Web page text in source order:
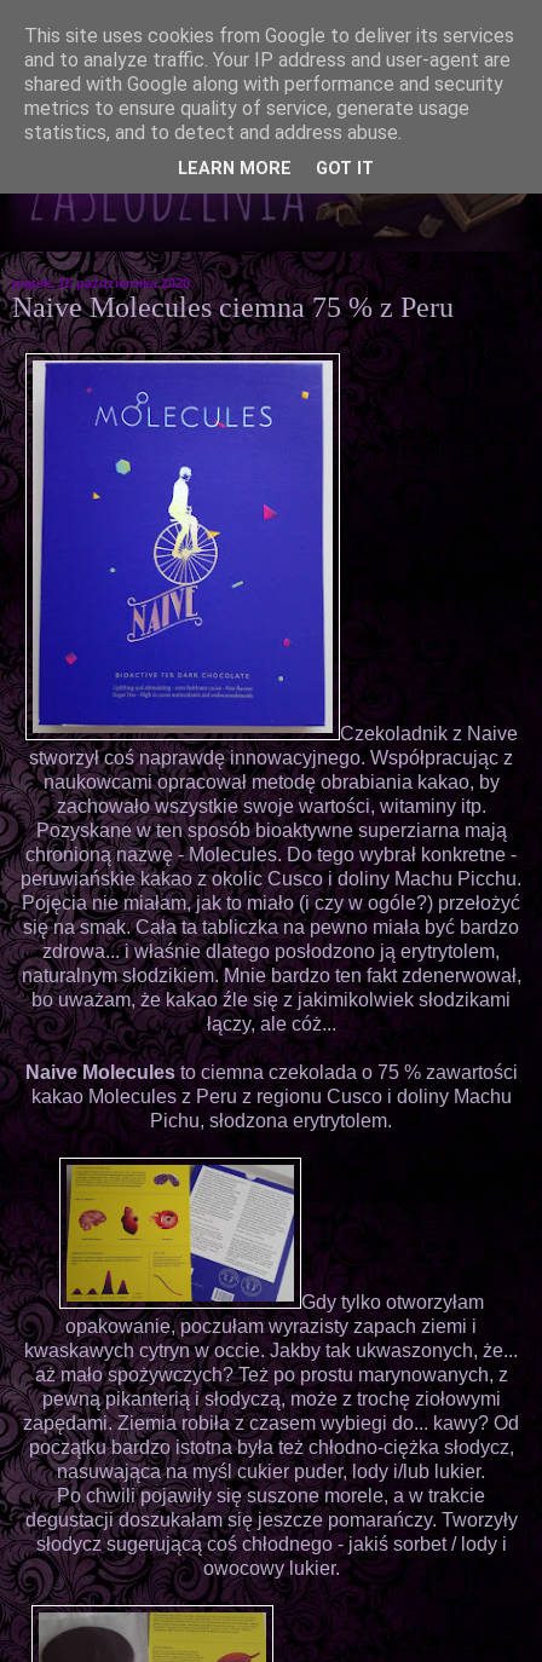
piątek, 16 października 2020
Naive Molecules ciemna 75 % z Peru
Czekoladnik z Naive
stworzył coś naprawdę innowacyjnego. Współpracując z
naukowcami opracował metodę obrabiania kakao, by
zachowało wszystkie swoje wartości, witaminy itp.
Pozyskane w ten sposób bioaktywne superziarna mają
chronioną nazwę - Molecules. Do tego wybrał konkretne -
peruwiańskie kakao z okolic Cusco i doliny Machu Picchu.
Pojęcia nie miałam, jak to miało (i czy w ogóle?) przełożyć
się na smak. Cała ta tabliczka na pewno miała być bardzo
zdrowa... i właśnie dlatego posłodzono ją erytrytolem,
naturalnym słodzikiem. Mnie bardzo ten fakt zdenerwował,
bo uważam, że kakao źle się z jakimikolwiek słodzikami
łączy, ale cóż...
Naive Moleculesto ciemna czekolada o 75 % zawartości
kakao Molecules z Peru z regionu Cusco i doliny Machu
Pichu, słodzona erytrytolem.
Gdy tylko otworzyłam
opakowanie, poczułam wyrazisty zapach ziemi i
kwaskawych cytryn w occie. Jakby tak ukwaszonych, że...
aż mało spożywczych? Też po prostu marynowanych, z
pewną pikanterią i słodyczą, może z trochę ziołowymi
zapędami. Ziemia robiła z czasem wybiegi do... kawy? Od
początku bardzo istotna była też chłodno-ciężka słodycz,
nasuwająca na myśl cukier puder, lody i/lub lukier.
Po chwili pojawiły się suszone morele, a w trakcie
degustacji doszukałam się jeszcze pomarańczy. Tworzyły
słodycz sugerującą coś chłodnego - jakiś sorbet / lody i
owocowy lukier.
This site uses cookies from Google to deliver its services
and to analyze traffic. Your IP address and user-agent are
shared with Google along with performance and security
metrics to ensure quality of service, generate usage
statistics, and to detect and address abuse.
LEARN MORE GOT IT